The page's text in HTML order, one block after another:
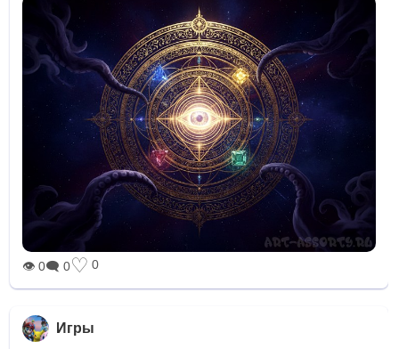
👁 0🗨 0♡ 0
Игры